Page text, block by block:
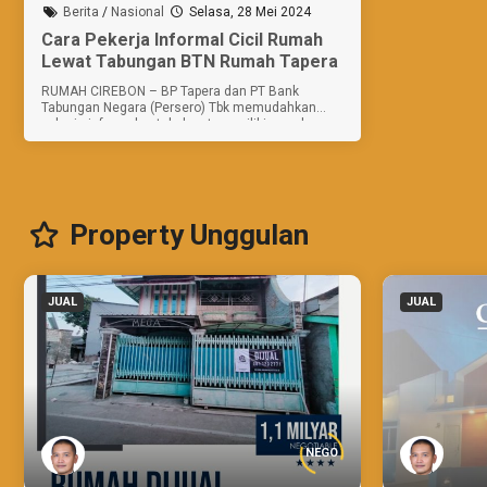
Berita / Nasional Selasa, 28 Mei 2024
Cara Pekerja Informal Cicil Rumah
Lewat Tabungan BTN Rumah Tapera
RUMAH CIREBON – BP Tapera dan PT Bank
Tabungan Negara (Persero) Tbk memudahkan
pekerja informal untuk dapat memiliki rumah
melalui produk Tabungan BTN Rumah Tapera.
Property Unggulan
JUAL
NEGO
JUAL